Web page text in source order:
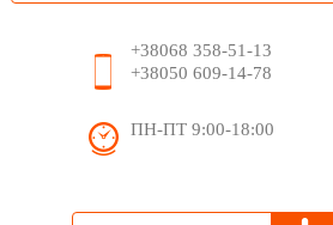
+38068 358-51-13
+38050 609-14-78
ПН-ПТ 9:00-18:00